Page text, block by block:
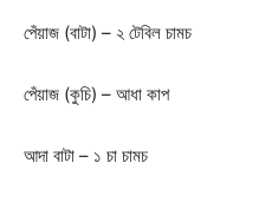
পেঁয়াজ (বাটা) – ২ টেবিল চামচ
পেঁয়াজ (কুচি) – আধা কাপ
আদা বাটা – ১ চা চামচ